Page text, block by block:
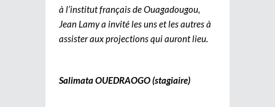
à l’institut français de Ouagadougou,
Jean Lamy a invité les uns et les autres à
assister aux projections qui auront lieu.
Salimata OUEDRAOGO (stagiaire)